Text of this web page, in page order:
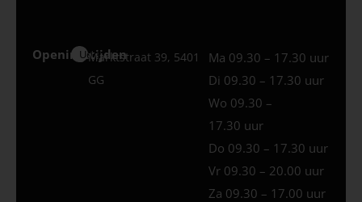
Openingstijden
Uden
Marktstraat 39, 5401
GG
Ma 09.30 – 17.30 uur
Di 09.30 – 17.30 uur
Wo 09.30 –
17.30 uur
Do 09.30 – 17.30 uur
Vr 09.30 – 20.00 uur
Za 09.30 – 17.00 uur